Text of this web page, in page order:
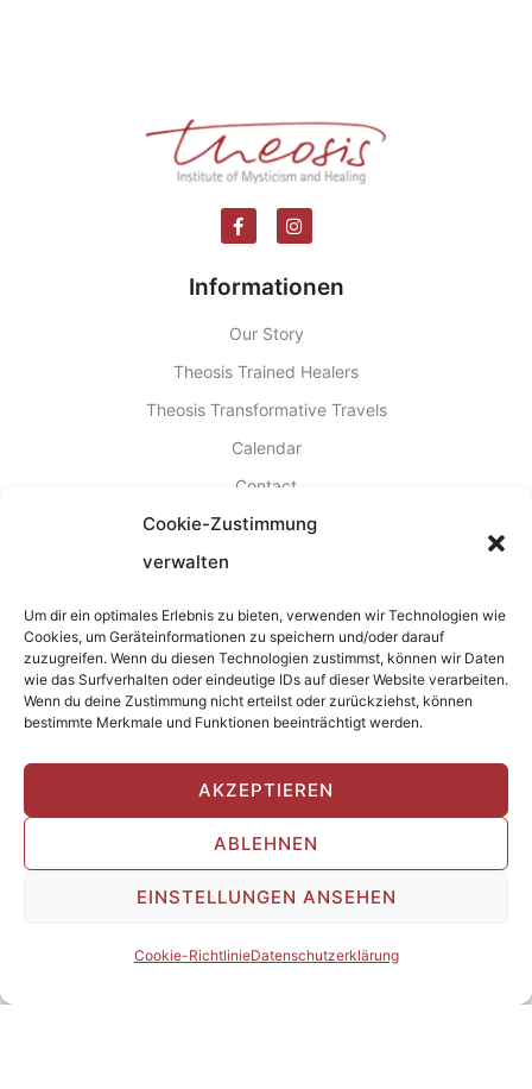
Cookie-Zustimmung
verwalten
Um dir ein optimales Erlebnis zu bieten, verwenden wir Technologien wie
Cookies, um Geräteinformationen zu speichern und/oder darauf
zuzugreifen. Wenn du diesen Technologien zustimmst, können wir Daten
wie das Surfverhalten oder eindeutige IDs auf dieser Website verarbeiten.
Wenn du deine Zustimmung nicht erteilst oder zurückziehst, können
bestimmte Merkmale und Funktionen beeinträchtigt werden.
AKZEPTIEREN
ABLEHNEN
EINSTELLUNGEN ANSEHEN
Cookie-RichtlinieDatenschutzerklärung
Informationen
Our Story
Theosis Trained Healers
Theosis Transformative Travels
Calendar
Contact
Dr. Stylianos Atteshlis (a.k.a. Daskalos)
Seminare
Spiritual Healing Training
Other Seminars
Seminar Locations
Home of Healing
Newsletter
seminars and trips.